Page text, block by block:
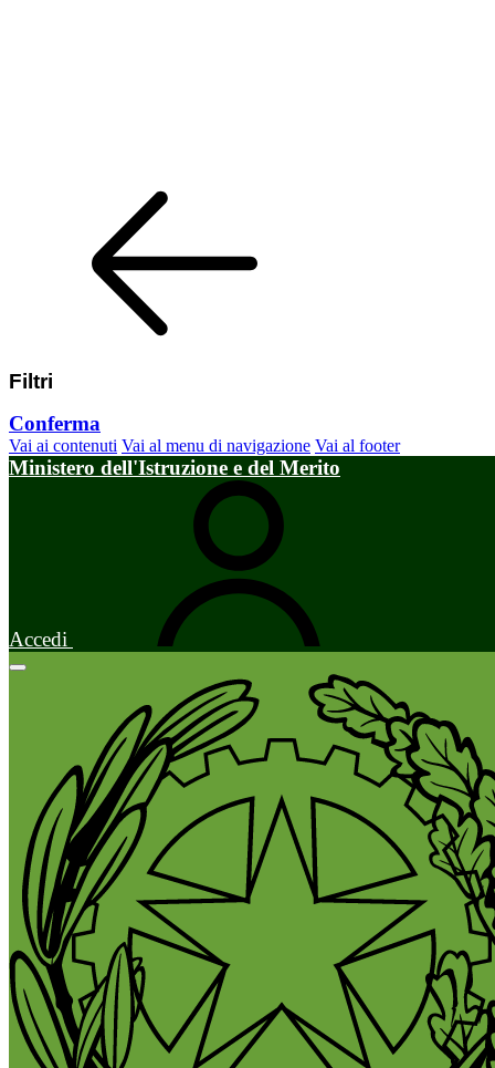
Filtri
Conferma
Vai ai contenuti Vai al menu di navigazione Vai al footer
Ministero dell'Istruzione e del Merito
Accedi